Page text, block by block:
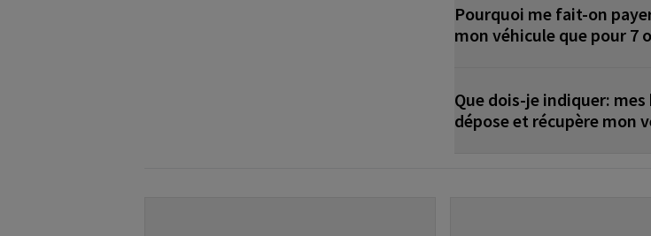
Pourquoi me fait-on
mon véhicule que pour 7
Que dois-je indiquer:
dépose et récupère mon